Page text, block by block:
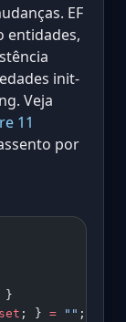
EF
entidades,
init-
Veja
11
por
}
set ; } = "" ;